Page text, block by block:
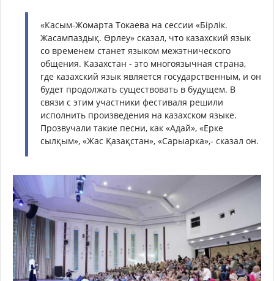
«Касым-Жомарта Токаева на сессии «Бірлік.
Жасампаздық. Өрлеу» сказал, что казахский язык
со временем станет языком межэтнического
общения. Казахстан - это многоязычная страна,
где казахский язык является государственным, и он
будет продолжать существовать в будущем. В
связи с этим участники фестиваля решили
исполнить произведения на казахском языке.
Прозвучали такие песни, как «Адай», «Ерке
сылқым», «Жас Қазақстан», «Сарыарка»,- сказал он.